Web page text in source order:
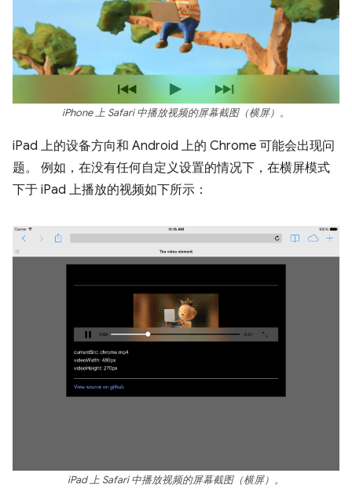
iPhone 上 Safari 中播放视频的屏幕截图（横屏）。
iPad 上的设备方向和 Android 上的 Chrome 可能会出现问
题。 例如，在没有任何自定义设置的情况下，在横屏模式
下于 iPad 上播放的视频如下所示：
iPad 上 Safari 中播放视频的屏幕截图（横屏）。